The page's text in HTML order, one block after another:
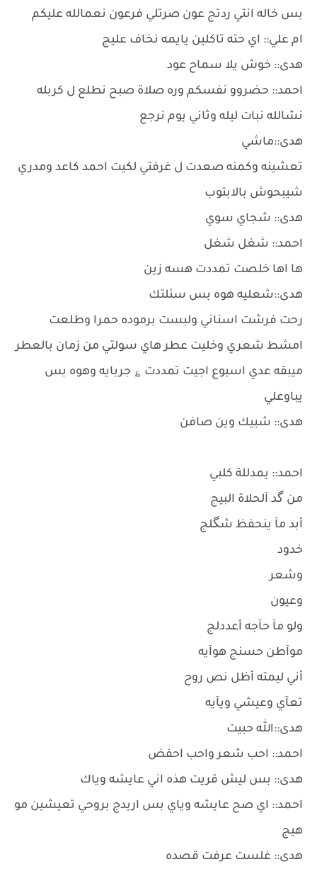
بس خاله انتي ردتج عون صرتلي فرعون نعمالله عليكم
ام علي:: اي حته تاكلين يايمه نخاف عليج
هدى:: خوش يلا سماح عود
احمد:: حضروو نفسكم وره صلاة صبح نطلع ل كربله
نشالله نبات ليله وثاني يوم نرجع
هدى::ماشي
تعشينه وكمنه صعدت ل غرفتي لكيت احمد كاعد ومدري
شيبحوش بالابتوب
هدى:: شجاي سوي
احمد:: شغل شغل
ها اها خلصت تمددت هسه زين
هدى::شعليه هوه بس سئلتك
رحت فرشت اسناني ولبست برموده حمرا وطلعت
امشط شعري وخليت عطر هاي سولتي من زمان بالعطر
ميبقه عدي اسبوع اجيت تمددت ؏ جربايه وهوه بس
يباوعلي
هدى:: شبيك وين صافن
احمد:: يمدللة كلبي
من گد آلحلاة البيج
أبد مآ ينحفظ شگلج
خدود
وشعر
وعيون
ولو مآ حآجه أعددلج
موآطن حسنج هوآيه
أني ليمته أظل نص روح
تعآي وعيشي ويآيه
هدى::الله حبيت
احمد:: احب شعر واحب احفض
هدى:: بس ليش قريت هذه اني عايشه وياك
احمد:: اي صح عايشه وياي بس اريدج بروحي تعيشين مو
هيج
هدى:: غلست عرفت قصده